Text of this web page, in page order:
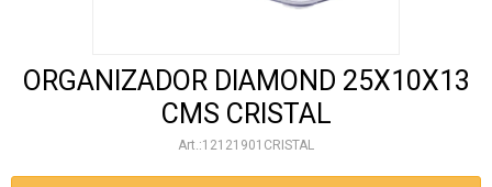
ORGANIZADOR DIAMOND 25X10X13
CMS CRISTAL
12121901CRISTAL